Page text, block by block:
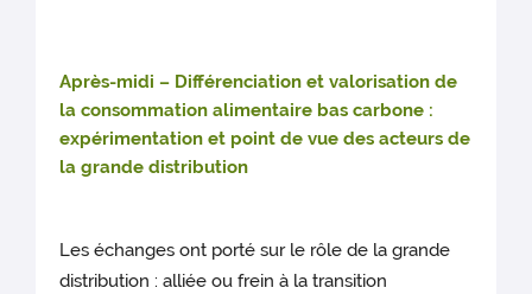
Après-midi – Différenciation et valorisation de
la consommation alimentaire bas carbone :
expérimentation et point de vue des acteurs de
la grande distribution
Les échanges ont porté sur le rôle de la grande
distribution : alliée ou frein à la transition